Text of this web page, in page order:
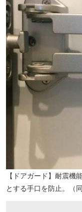
【ドアガード】耐震機
とする手口を防止。（同